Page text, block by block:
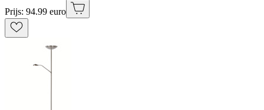
Prijs: 94.99 euro